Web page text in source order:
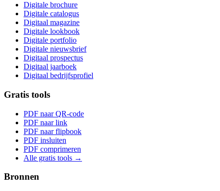
Digitale brochure
Digitale catalogus
Digitaal magazine
Digitale lookbook
Digitale portfolio
Digitale nieuwsbrief
Digitaal prospectus
Digitaal jaarboek
Digitaal bedrijfsprofiel
Gratis tools
PDF naar QR-code
PDF naar link
PDF naar flipbook
PDF insluiten
PDF comprimeren
Alle gratis tools →
Bronnen